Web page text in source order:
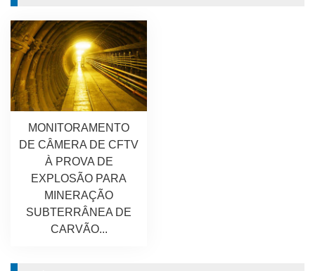
MONITORAMENTO
DE CÂMERA DE CFTV
À PROVA DE
EXPLOSÃO PARA
MINERAÇÃO
SUBTERRÂNEA DE
CARVÃO...